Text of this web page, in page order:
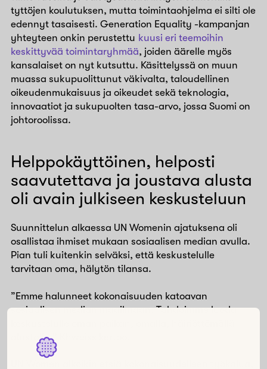
tyttöjen koulutuksen, mutta toimintaohjelma ei silti ole
edennyt tasaisesti. Generation Equality -kampanjan
yhteyteen onkin perustettu kuusi eri teemoihin
keskittyvää toimintaryhmää, joiden äärelle myös
kansalaiset on nyt kutsuttu. Käsittelyssä on muun
muassa sukupuolittunut väkivalta, taloudellinen
oikeudenmukaisuus ja oikeudet sekä teknologia,
innovaatiot ja sukupuolten tasa-arvo, jossa Suomi on
johtoroolissa.
Helppokäyttöinen, helposti
saavutettava ja joustava alusta
oli avain julkiseen keskusteluun
Suunnittelun alkaessa UN Womenin ajatuksena oli
osallistaa ihmiset mukaan sosiaalisen median avulla.
Pian tuli kuitenkin selväksi, että keskustelulle
tarvitaan oma, hälytön tilansa.
”Emme halunneet kokonaisuuden katoavan
sosiaalisen median maailmaan. Tahdoimme luoda
alustalla,” Khweiss kertoo.